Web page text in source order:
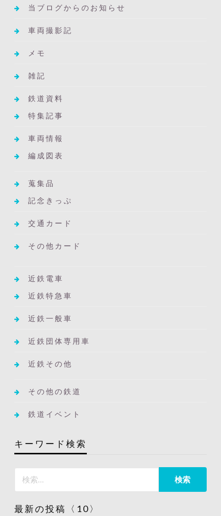
当ブログからのお知らせ
車両撮影記
メモ
雑記
鉄道資料
特集記事
車両情報
編成図表
蒐集品
記念きっぷ
交通カード
その他カード
近鉄電車
近鉄特急車
近鉄一般車
近鉄団体専用車
近鉄その他
その他の鉄道
鉄道イベント
キーワード検索
最新の投稿〈10〉